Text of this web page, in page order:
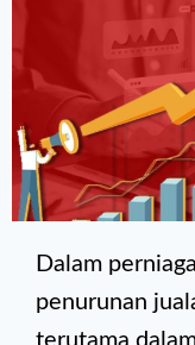
Dalam
penurunan
terutama